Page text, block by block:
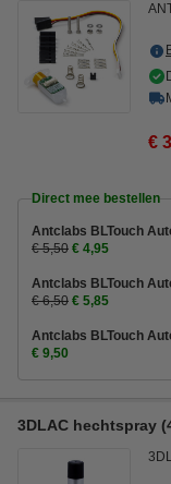
€
Direct mee bestellen
Antclabs BLTouch
€ 5,50 € 4,95
Antclabs BLTouch
€ 6,50 € 5,85
Antclabs BLTouch
€ 9,50
3DLAC hechtspray